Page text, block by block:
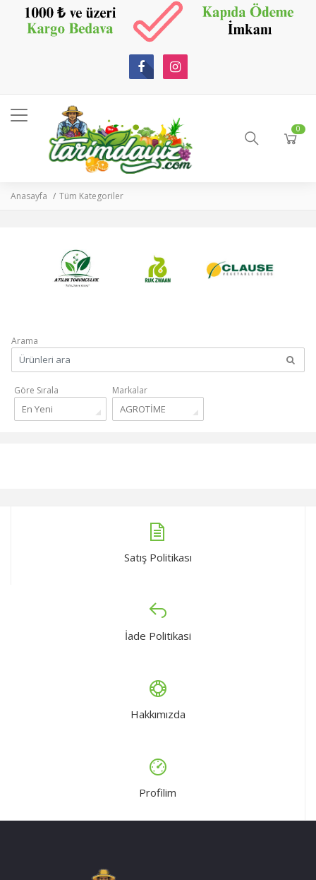
0
Anasayfa Tüm Kategoriler
Arama
Göre Sırala
En Yeni
Markalar
AGROTİME
Satış Politikası
İade Politikasi
Hakkımızda
Profilim